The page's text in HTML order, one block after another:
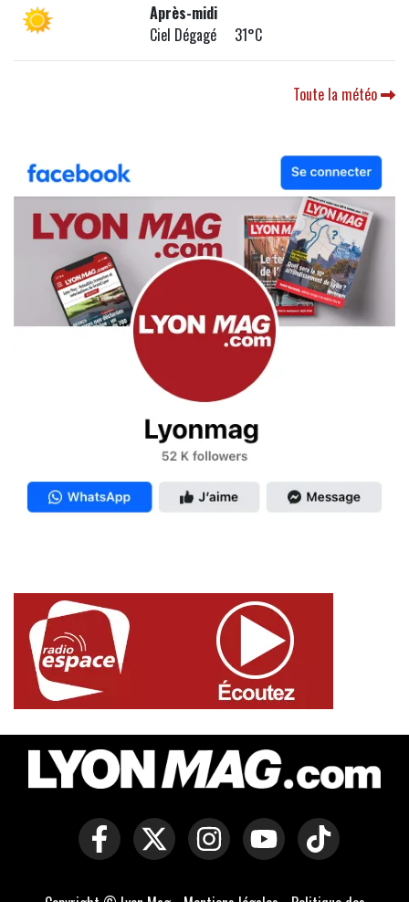
Après-midi
Ciel Dégagé 31°C
Toute la météo